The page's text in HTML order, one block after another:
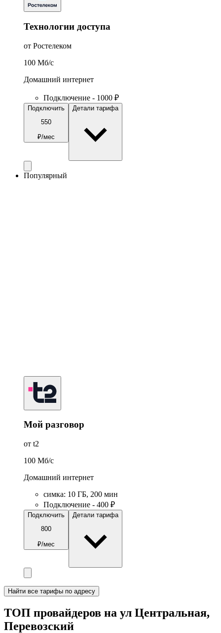
Технологии доступа
от Ростелеком
100 Мб/c
Домашний интернет
Подключение - 1000 ₽
Подключить
550
₽/мес
Детали тарифа
Популярный
Мой разговор
от t2
100 Мб/c
Домашний интернет
симка: 10 ГБ, 200 мин
Подключение - 400 ₽
Подключить
800
₽/мес
Детали тарифа
Найти все тарифы по адресу
ТОП провайдеров на ул Центральная,
Перевозский